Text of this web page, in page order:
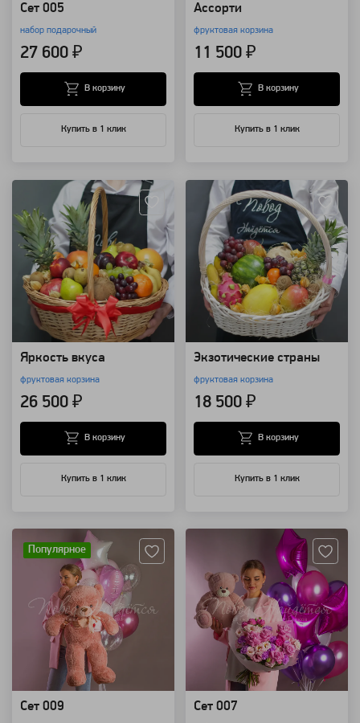
Сет 005
набор подарочный
27 600 ₽
Купить в 1 клик
В корзину
Ассорти
фруктовая корзина
11 500 ₽
Купить в 1 клик
В корзину
Яркость вкуса
фруктовая корзина
26 500 ₽
Купить в 1 клик
В корзину
Экзотические страны
фруктовая корзина
18 500 ₽
Купить в 1 клик
В корзину
Популярное
Сет 009 Сет 007